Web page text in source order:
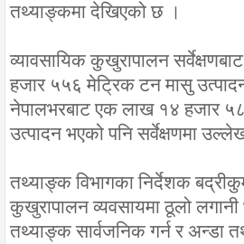
तथ्याङ्कमा देखिएको छ ।
व्यावसायिक कुखुरापालन
हजार ५५६ मेट्रिक टन मासु
नेपालभरबाट एक लाख १४ हजार
उत्पादन भएको पनि सर्वेक्षणमा
तथ्याङ्क विभागका निर्देशक
कुखुरापालन व्यवसायमा ठूलो
तथ्याङ्क सार्वजनिक गर्न र अन्डा